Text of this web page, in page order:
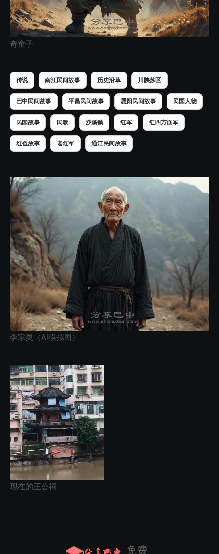
奇童子
传说 南江民间故事 历史沿革 川陕苏区
巴中民间故事 平昌民间故事 恩阳民间故事 民国人物
民国故事 民歌 沙溪镇 红军 红四方面军
红色故事 老红军 通江民间故事
李宗灵（AI模拟图）
现在的王公祠